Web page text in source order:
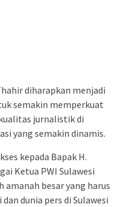
diharapkan menjadi
semakin memperkuat
jurnalistik di
yang semakin dinamis.
kepada Bapak H.
Ketua PWI Sulawesi
amanah besar yang harus
dunia pers di Sulawesi